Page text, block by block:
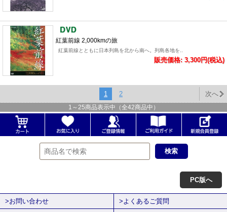
紅葉前線 2,000kmの旅
紅葉前線とともに日本列島を北から南へ。列島各地を..
販売価格: 3,300円(税込)
1 2 次へ
1 ～ 25商品表示中（全42商品中）
PC版へ
>お問い合わせ >よくあるご質問